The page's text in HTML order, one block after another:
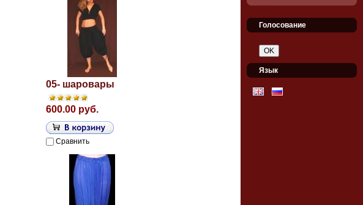
05- шаровары
600.00 руб.
Сравнить
Голосование
Язык